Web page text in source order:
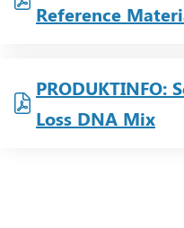
Reference
PRODUKTINFO:
Loss DNA Mix